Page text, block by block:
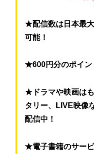
★配信数は日本最
可能！
★600円分のポイン
★ドラマや映画は
タリー、LIVE映像
配信中！
★電子書籍のサー